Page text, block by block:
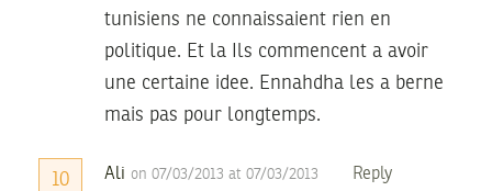
tunisiens ne connaissaient rien en
politique. Et la Ils commencent a avoir
une certaine idee. Ennahdha les a berne
mais pas pour longtemps.
10 Ali on 07/03/2013 at 07/03/2013 Reply